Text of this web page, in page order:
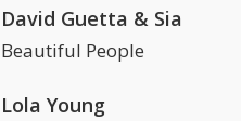
David Guetta & Sia
Beautiful People
Lola Young